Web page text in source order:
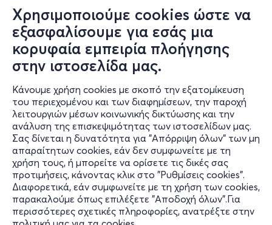
Χρησιμοποιούμε cookies ώστε να
εξασφαλίσουμε για εσάς μια
κορυφαία εμπειρία πλοήγησης
στην ιστοσελίδα μας.
Κάνουμε χρήση cookies με σκοπό την εξατομίκευση
του περιεχομένου και των διαφημίσεων, την παροχή
λειτουργιών μέσων κοινωνικής δικτύωσης και την
ανάλυση της επισκεψιμότητας των ιστοσελίδων μας.
Σας δίνεται η δυνατότητα για "Απόρριψη όλων" των μη
απαραίτητων cookies, εάν δεν συμφωνείτε με τη
χρήση τους, ή μπορείτε να ορίσετε τις δικές σας
προτιμήσεις, κάνοντας κλικ στο "Ρυθμίσεις cookies".
Διαφορετικά, εάν συμφωνείτε με τη χρήση των cookies,
παρακαλούμε όπως επιλέξετε "Αποδοχή όλων".Για
περισσότερες σχετικές πληροφορίες, ανατρέξτε στην
Πληροφορίες
Υποστήριξη
Stay Connected